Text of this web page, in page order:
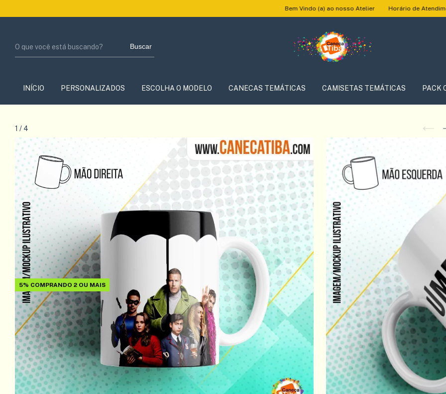
Bem Vindo (a) ao nosso Atelier Horário de Atendimento: Segunda
Buscar
INÍCIO PERSONALIZADOS ESCOLHA O MODELO CANECAS TEMÁTICAS CAMISETAS TEMÁTICAS PACK
1 / 4
5% COMPRANDO 2 OU MAIS